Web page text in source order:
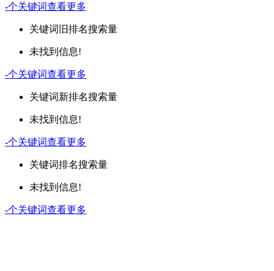
-个关键词查看更多
关键词 旧排名搜索量
未找到信息!
-个关键词查看更多
关键词新排名搜索量
未找到信息!
-个关键词查看更多
关键词排名搜索量
未找到信息!
-个关键词查看更多